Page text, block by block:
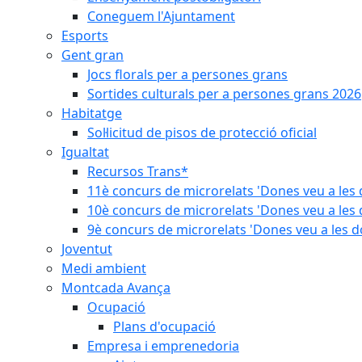
Coneguem l'Ajuntament
Esports
Gent gran
Jocs florals per a persones grans
Sortides culturals per a persones grans 2026
Habitatge
Sol·licitud de pisos de protecció oficial
Igualtat
Recursos Trans*
11è concurs de microrelats 'Dones veu a les
10è concurs de microrelats 'Dones veu a les
9è concurs de microrelats 'Dones veu a les
Joventut
Medi ambient
Montcada Avança
Ocupació
Plans d'ocupació
Empresa i emprenedoria